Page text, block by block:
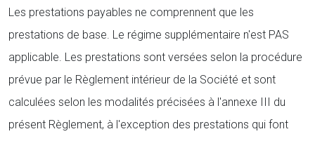
Les prestations payables ne comprennent que les
prestations de base. Le régime supplémentaire n'est PAS
applicable. Les prestations sont versées selon la procédure
prévue par le Règlement intérieur de la Société et sont
calculées selon les modalités précisées à l'annexe III du
présent Règlement, à l'exception des prestations qui font